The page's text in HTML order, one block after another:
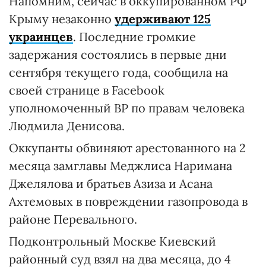
Крыму незаконно удерживают 125
украинцев. Последние громкие
задержания состоялись в первые дни
сентября текущего года, сообщила на
своей странице в Facebook
уполномоченный ВР по правам человека
Людмила Денисова.
Оккупанты обвиняют арестованного на 2
месяца замглавы Меджлиса Наримана
Джелялова и братьев Азиза и Асана
Ахтемовых в повреждении газопровода в
районе Перевального.
Подконтрольный Москве Киевский
районный суд взял на два месяца, до 4